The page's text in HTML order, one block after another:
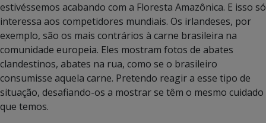
estivéssemos acabando com a Floresta Amazônica. E isso só
interessa aos competidores mundiais. Os irlandeses, por
exemplo, são os mais contrários à carne brasileira na
comunidade europeia. Eles mostram fotos de abates
clandestinos, abates na rua, como se o brasileiro
consumisse aquela carne. Pretendo reagir a esse tipo de
situação, desafiando-os a mostrar se têm o mesmo cuidado
que temos.